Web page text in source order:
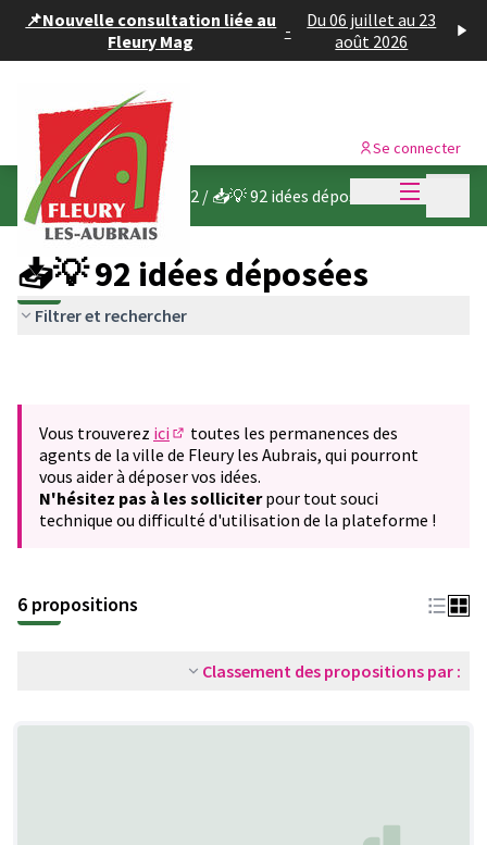
📌Nouvelle consultation liée au
Fleury Mag
-
Du 06 juillet au 23
août 2026
Menu
Se connecter
Budget participatif 2022 / 📥💡 92 idées déposées
📥💡 92 idées déposées
Filtrer et rechercher
Vous trouverez ici
(S'ouvre dans un nouvel onglet)
toutes les permanences des
agents de la ville de Fleury les Aubrais, qui pourront
vous aider à déposer vos idées.
N'hésitez pas à les solliciterpour tout souci
technique ou difficulté d'utilisation de la plateforme !
6 propositions
Classement des propositions par :
Panneau de gestion des cookies